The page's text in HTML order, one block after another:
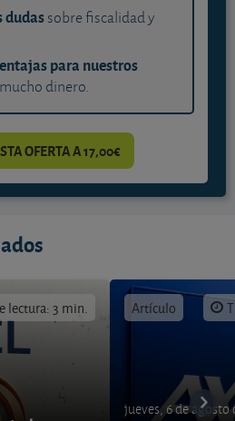
dudassobre fiscalidad y
para nuestros
dinero.
OFERTA A 17,00€
lectura: 3 min. Artículo
jueves, 6 de agosto